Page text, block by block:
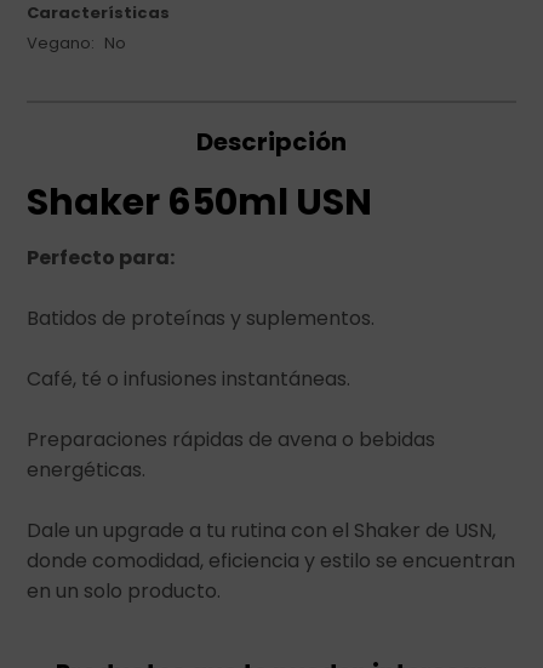
Características
Vegano
No
Descripción
Shaker 650ml USN
Perfecto para:
Batidos de proteínas y suplementos.
Café, té o infusiones instantáneas.
Preparaciones rápidas de avena o bebidas
energéticas.
Dale un upgrade a tu rutina con el Shaker de USN,
donde comodidad, eficiencia y estilo se encuentran
en un solo producto.